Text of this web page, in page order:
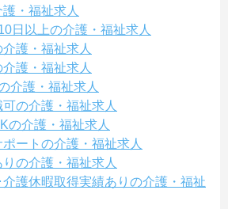
・福祉求人
日以上の介護・福祉求人
護・福祉求人
護・福祉求人
介護・福祉求人
の介護・福祉求人
の介護・福祉求人
ートの介護・福祉求人
の介護・福祉求人
護休暇取得実績ありの介護・福祉